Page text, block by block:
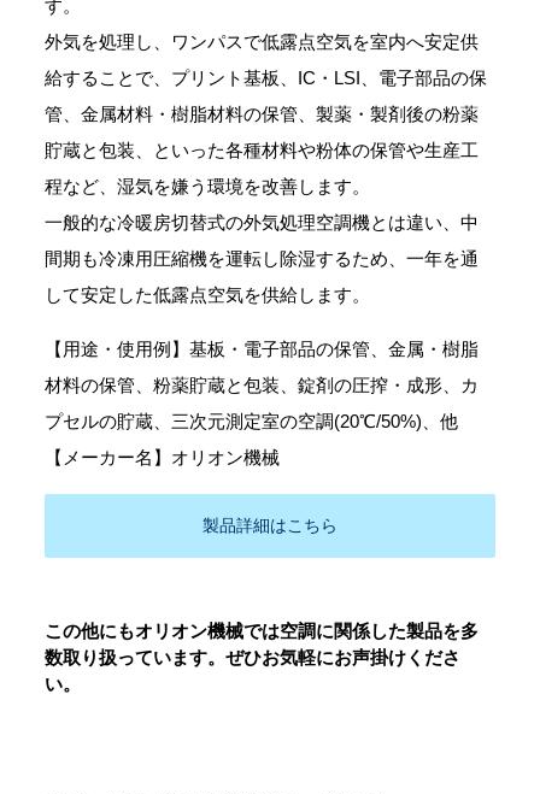
す。
外気を処理し、ワンパスで低露点空気を室内へ安定供
給することで、プリント基板、IC・LSI、電子部品の保
管、金属材料・樹脂材料の保管、製薬・製剤後の粉薬
貯蔵と包装、といった各種材料や粉体の保管や生産工
程など、湿気を嫌う環境を改善します。
一般的な冷暖房切替式の外気処理空調機とは違い、中
間期も冷凍用圧縮機を運転し除湿するため、一年を通
して安定した低露点空気を供給します。
【用途・使用例】基板・電子部品の保管、金属・樹脂
材料の保管、粉薬貯蔵と包装、錠剤の圧搾・成形、カ
プセルの貯蔵、三次元測定室の空調(20℃/50%)、他
【メーカー名】オリオン機械
製品詳細はこちら
この他にもオリオン機械では空調に関係した製品を多
数取り扱っています。ぜひお気軽にお声掛けくださ
い。